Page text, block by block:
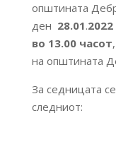
општината
ден 28.01.
во 13.00 часот
на општината
За седницата
следниот: